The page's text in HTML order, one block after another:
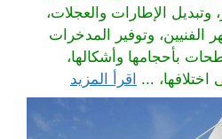
وتبديل الإطارات والعجلات،
الفنيين، وتوفير المدخرات
بأحجامها وأشكالها،
... اقرأ المزيد